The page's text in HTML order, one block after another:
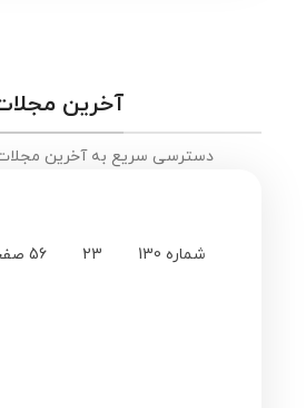
آخرین
دسترسی سریع به آخرین مجلات
شماره 130 23 56 صفحه